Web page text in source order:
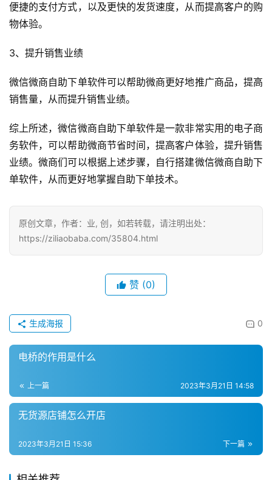
投
稿
每
便捷的支付方式，以及更快的发货速度，从而提高客户的购
物体验。
3、提升销售业绩
微信微商自助下单软件可以帮助微商更好地推广商品，提高
销售量，从而提升销售业绩。
综上所述，微信微商自助下单软件是一款非常实用的电子商
务软件，可以帮助微商节省时间，提高客户体验，提升销售
业绩。微商们可以根据上述步骤，自行搭建微信微商自助下
单软件，从而更好地掌握自助下单技术。
原创文章，作者：业, 创，如若转载，请注明出处：
https://ziliaobaba.com/35804.html
赞 (0)
0
生成海报
电桥的作用是什么
上一篇 2023年3月21日 14:58
无货源店铺怎么开店
下一篇
2023年3月21日 15:36